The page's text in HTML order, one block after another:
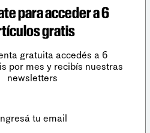
para acceder a 6
gratis
gratuita accedés a 6
por mes y recibís nuestras
newsletters
tu email